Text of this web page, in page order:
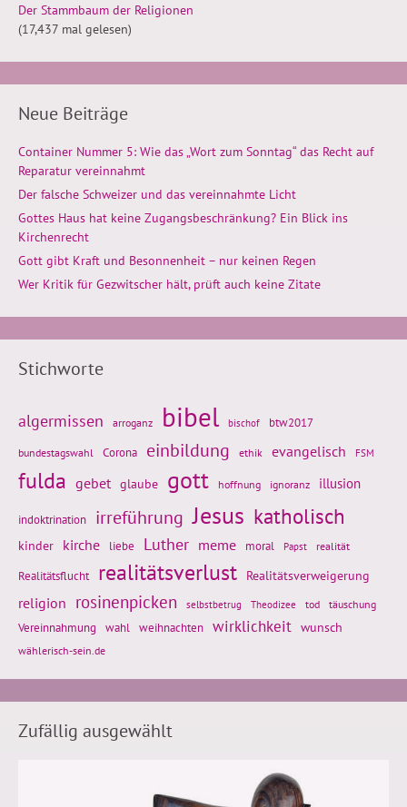
Der Stammbaum der Religionen
(17,437 mal gelesen)
Neue Beiträge
Container Nummer 5: Wie das „Wort zum Sonntag“ das Recht auf
Reparatur vereinnahmt
Der falsche Schweizer und das vereinnahmte Licht
Gottes Haus hat keine Zugangsbeschränkung? Ein Blick ins
Kirchenrecht
Gott gibt Kraft und Besonnenheit – nur keinen Regen
Wer Kritik für Gezwitscher hält, prüft auch keine Zitate
Stichworte
algermissen arroganz bibel bischof btw2017
bundestagswahl Corona einbildung ethik evangelisch FSM
fulda gebet glaube gott hoffnung ignoranz illusion
indoktrination irreführung Jesus katholisch
kinder kirche liebe Luther meme moral Papst realität
Realitätsflucht realitätsverlust Realitätsverweigerung
religion rosinenpicken selbstbetrug Theodizee tod täuschung
Vereinnahmung wahl weihnachten wirklichkeit wunsch
wählerisch-sein.de
Zufällig ausgewählt